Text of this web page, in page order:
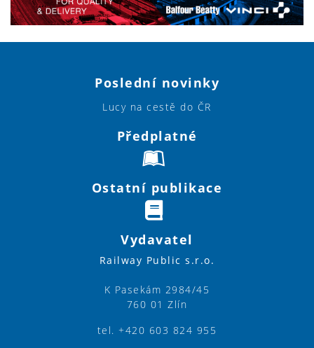
Poslední novinky
Lucy na cestě do ČR
Předplatné
Ostatní publikace
Vydavatel
Railway Public s.r.o.
K Pasekám 2984/45
760 01 Zlín
tel. +420 603 824 955